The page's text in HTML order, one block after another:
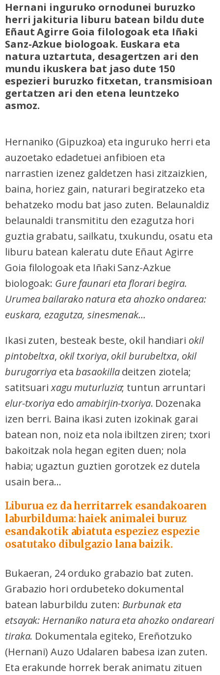
Hernani inguruko ornodunei buruzko
herri jakituria liburu batean bildu dute
Eñaut Agirre Goia filologoak eta Iñaki
Sanz-Azkue biologoak. Euskara eta
natura uztartuta, desagertzen ari den
mundu ikuskera bat jaso dute 150
espezieri buruzko fitxetan, transmisioan
gertatzen ari den etena leuntzeko
asmoz.
Hernaniko (Gipuzkoa) eta inguruko herri eta
auzoetako edadetuei anfibioen eta
narrastien izenez galdetzen hasi zitzaizkien,
baina, horiez gain, naturari begiratzeko eta
behatzeko modu bat jaso zuten. Belaunaldiz
belaunaldi transmititu den ezagutza hori
guztia grabatu, sailkatu, txukundu, osatu eta
liburu batean kaleratu dute Eñaut Agirre
Goia filologoak eta Iñaki Sanz-Azkue
biologoak: Gure faunari eta florari begira.
Urumea bailarako natura eta ahozko ondarea:
euskara, ezagutza, sinesmenak...
Ikasi zuten, besteak beste, okil handiari okil
pintobeltxa, okil txoriya, okil burubeltxa, okil
burugorriyaetabasaokilladeitzen ziotela;
satitsuarixagu muturluzia; tuntun arruntari
elur-txoriyaedo amabirjin-txoriya. Dozenaka
izen berri. Baina ikasi zuten izokinak garai
batean non, noiz eta nola ibiltzen ziren; txori
bakoitzak nola hegan egiten duen; nola
habia; ugaztun guztien gorotzek ez dutela
usain bera...
Liburua ez da herritarrek esandakoaren
laburbilduma: haiek animalei buruz
esandakotik abiatuta espeziez espezie
osatutako dibulgazio lana baizik.
Bukaeran, 24 orduko grabazio bat zuten.
Grabazio hori ordubeteko dokumental
batean laburbildu zuten: Burbunak eta
etsayak: Hernaniko natura eta ahozko ondareari
tiraka. Dokumentala egiteko, Ereñotzuko
(Hernani) Auzo Udalaren babesa izan zuten.
Eta erakunde horrek berak animatu zituen